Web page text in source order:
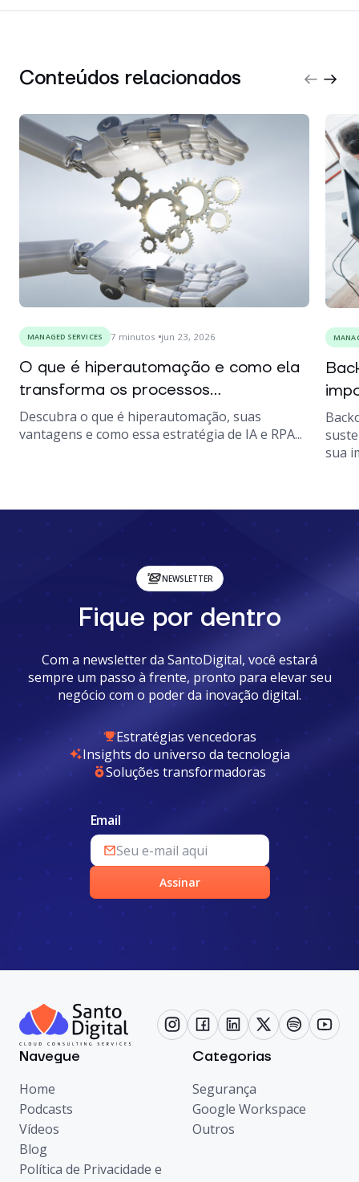
Conteúdos relacionados
MANAGED SERVICES 7 minutos jun 23, 2026
O que é hiperautomação e como ela
transforma os processos...
Descubra o que é hiperautomação, suas
vantagens e como essa estratégia de IA e RPA...
sua
NEWSLETTER
Fique por dentro
Com a newsletter da SantoDigital, você estará
sempre um passo à frente, pronto para elevar seu
negócio com o poder da inovação digital.
Estratégias vencedoras
Insights do universo da tecnologia
Soluções transformadoras
Email
Assinar
Navegue
Home
Podcasts
Vídeos
Blog
Política de Privacidade e
Categorias
Segurança
Google Workspace
Outros